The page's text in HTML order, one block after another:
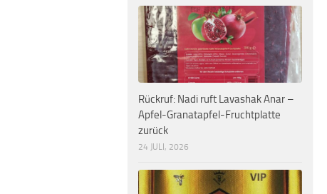
Rückruf: Nadi ruft Lavashak Anar –
Apfel-Granatapfel-Fruchtplatte
zurück
24 JULI, 2026